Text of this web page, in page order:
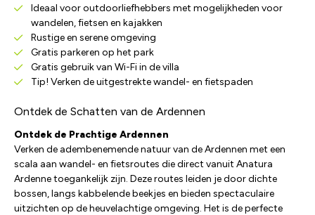
Ideaal voor outdoorliefhebbers met mogelijkheden voor
wandelen, fietsen en kajakken
Rustige en serene omgeving
Gratis parkeren op het park
Gratis gebruik van Wi-Fi in de villa
Tip! Verken de uitgestrekte wandel- en fietspaden
Ontdek de Schatten van de Ardennen
Ontdek de Prachtige Ardennen
Verken de adembenemende natuur van de Ardennen met een
scala aan wandel- en fietsroutes die direct vanuit Anatura
Ardenne toegankelijk zijn. Deze routes leiden je door dichte
bossen, langs kabbelende beekjes en bieden spectaculaire
uitzichten op de heuvelachtige omgeving. Het is de perfecte